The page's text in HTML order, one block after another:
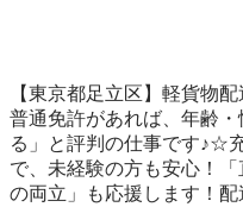
【東京都足立区】軽貨物
普通免許があれば、年齢
る」と評判の仕事です♪☆
で、未経験の方も安心！
の両立」も応援します！